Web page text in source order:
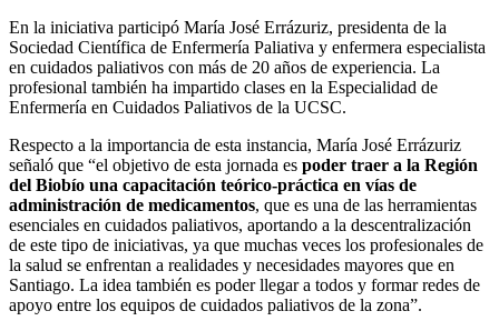
En la iniciativa participó María José Errázuriz, presidenta de la
Sociedad Científica de Enfermería Paliativa y enfermera especialista
en cuidados paliativos con más de 20 años de experiencia. La
profesional también ha impartido clases en la Especialidad de
Enfermería en Cuidados Paliativos de la UCSC.
Respecto a la importancia de esta instancia, María José Errázuriz
señaló que “el objetivo de esta jornada es poder traer a la Región
del Biobío una capacitación teórico-práctica en vías de
administración de medicamentos, que es una de las herramientas
esenciales en cuidados paliativos, aportando a la descentralización
de este tipo de iniciativas, ya que muchas veces los profesionales de
la salud se enfrentan a realidades y necesidades mayores que en
Santiago. La idea también es poder llegar a todos y formar redes de
apoyo entre los equipos de cuidados paliativos de la zona”.